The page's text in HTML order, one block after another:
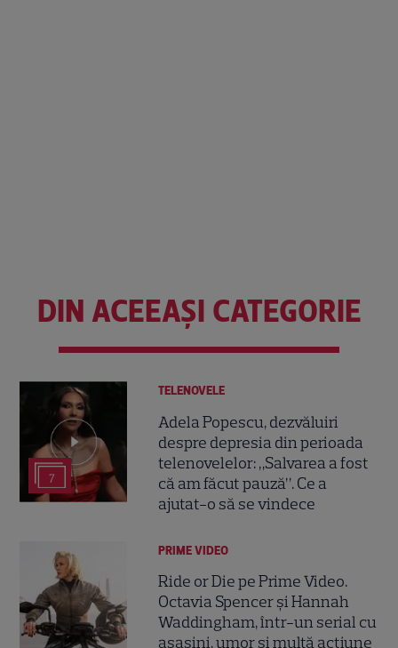
DIN ACEEAȘI CATEGORIE
7
TELENOVELE
Adela Popescu, dezvăluiri
despre depresia din perioada
telenovelelor: „Salvarea a fost
că am făcut pauză”. Ce a
ajutat-o să se vindece
PRIME VIDEO
Ride or Die pe Prime Video.
Octavia Spencer și Hannah
Waddingham, într-un serial cu
asasini, umor și multă acțiune